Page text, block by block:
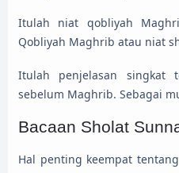
Itulah niat qobliyah
Qobliyah Maghrib atau niat
Itulah penjelasan singkat
sebelum Maghrib. Sebagai
Bacaan Sholat
Hal penting keempat